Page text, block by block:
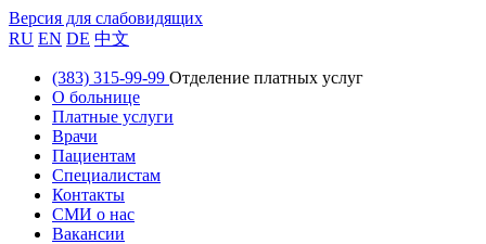
Версия для слабовидящих
RU EN DE 中文
(383) 315-99-99 Отделение платных услуг
О больнице
Платные услуги
Врачи
Пациентам
Специалистам
Контакты
СМИ о нас
Вакансии